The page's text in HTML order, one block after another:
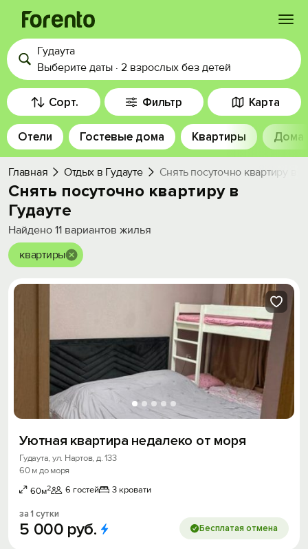
Войти
Избранное
История просмотра
Добавить свой объект
Гудаута
Выберите даты · 2 взрослых без детей
Сорт. Фильтр Карта
Отели Гостевые дома Квартиры Дома
Главная Отдых в Гудауте Снять посуточно квартиру в
Снять посуточно квартиру в
Гудауте
Найдено 11 вариантов жилья
квартиры
Уютная квартира недалеко от моря
Гудаута, ул. Нартов, д. 133
60 м до моря
60м2 6 гостей 3 кровати
за 1 сутки
5 000 руб. Бесплатая отмена